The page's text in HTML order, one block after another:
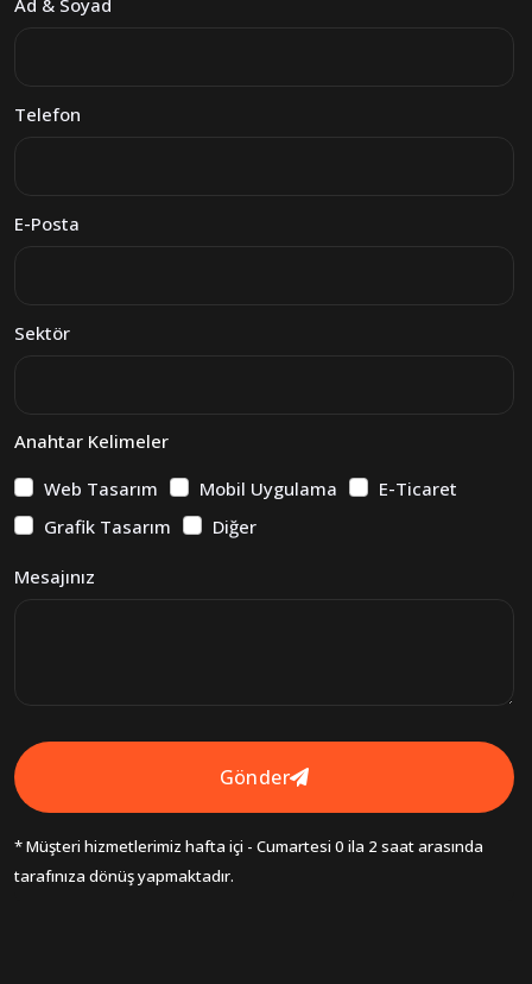
Telefon
E-Posta
Sektör
Anahtar Kelimeler
Web Tasarım
Mobil Uygulama
E-Ticaret
Grafik Tasarım
Diğer
Mesajınız
Gönder
* Müşteri hizmetlerimiz hafta içi - Cumartesi 0 ila 2 saat arasında
tarafınıza dönüş yapmaktadır.